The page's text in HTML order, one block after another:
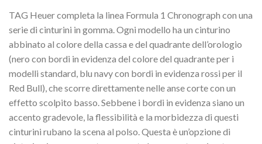
TAG Heuer completa la linea Formula 1 Chronograph con una
serie di cinturini in gomma. Ogni modello ha un cinturino
abbinato al colore della cassa e del quadrante dell’orologio
(nero con bordi in evidenza del colore del quadrante per i
modelli standard, blu navy con bordi in evidenza rossi per il
Red Bull), che scorre direttamente nelle anse corte con un
effetto scolpito basso. Sebbene i bordi in evidenza siano un
accento gradevole, la flessibilità e la morbidezza di questi
cinturini rubano la scena al polso. Questa è un’opzione di